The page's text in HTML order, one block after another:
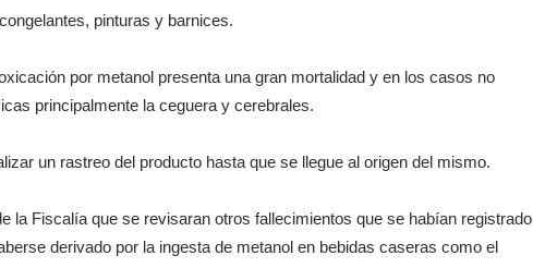
pinturas y barnices.
por metanol presenta una gran mortalidad y en los casos no
principalmente la ceguera y cerebrales.
un rastreo del producto hasta que se llegue al origen del mismo.
la Fiscalía que se revisaran otros fallecimientos que se habían registrado
derivado por la ingesta de metanol en bebidas caseras como el